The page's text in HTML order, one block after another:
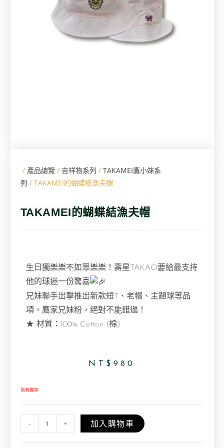
/ 產品總覽/ 吉祥物系列 / TAKAMEI鷹小妹系
列 / TAKAMEI的蝴蝶結漁夫帽
TAKAMEI的蝴蝶結漁夫帽
生日獨樂樂不如眾樂樂！壽星TAKAO要給最支持
他的球迷一份驚喜
兄妹聯手出擊推出新款短T、老帽、主題球等品
項，鷹家兄妹粉，絕對不能錯過！
★ 材質：100% Cotton (棉)
NT$ 980
尚有庫存
- + 加入購物車